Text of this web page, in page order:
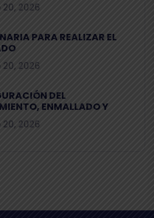
2026
PARA REALIZAR EL
2026
DEL
ENMALLADO Y
2026